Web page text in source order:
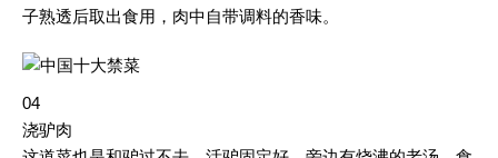
子熟透后取出食用，肉中自带调料的香味。
04
浇驴肉